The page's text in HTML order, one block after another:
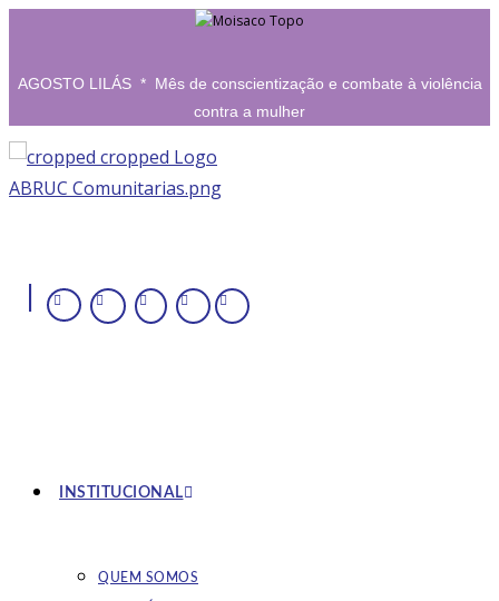
oAGOSTO LILÁS * Mês de conscientização e combate à violência
contra a mulher
|
INSTITUCIONAL
QUEM SOMOS